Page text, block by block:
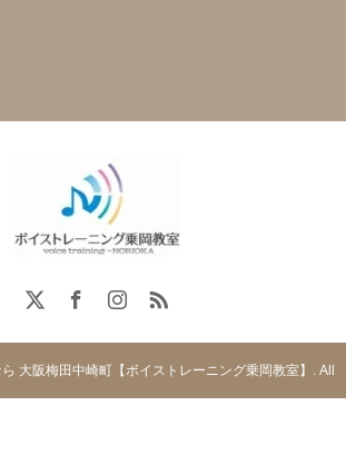
大阪梅田中崎町【ボイストレーニング乗岡教室】. All